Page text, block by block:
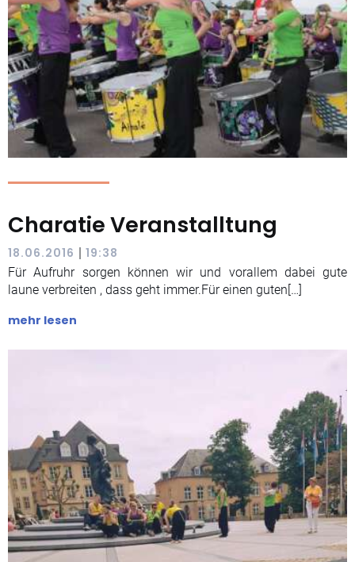
Charatie Veranstalltung
18.06.2016 | 19:38
Für Aufruhr sorgen können wir und vorallem dabei gute
laune verbreiten , dass geht immer.Für einen guten[…]
mehr lesen